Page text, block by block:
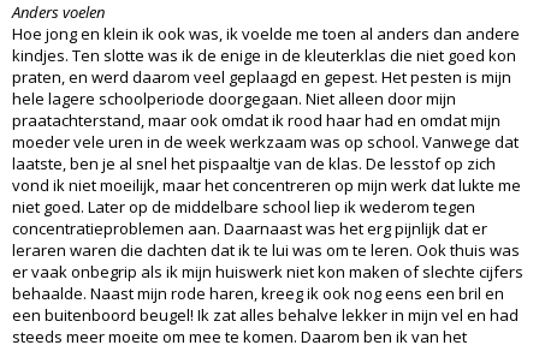
Anders voelen
Hoe jong en klein ik ook was, ik voelde me toen al anders dan andere
kindjes. Ten slotte was ik de enige in de kleuterklas die niet goed kon
praten, en werd daarom veel geplaagd en gepest. Het pesten is mijn
hele lagere schoolperiode doorgegaan. Niet alleen door mijn
praatachterstand, maar ook omdat ik rood haar had en omdat mijn
moeder vele uren in de week werkzaam was op school. Vanwege dat
laatste, ben je al snel het pispaaltje van de klas. De lesstof op zich
vond ik niet moeilijk, maar het concentreren op mijn werk dat lukte me
niet goed. Later op de middelbare school liep ik wederom tegen
concentratieproblemen aan. Daarnaast was het erg pijnlijk dat er
leraren waren die dachten dat ik te lui was om te leren. Ook thuis was
er vaak onbegrip als ik mijn huiswerk niet kon maken of slechte cijfers
behaalde. Naast mijn rode haren, kreeg ik ook nog eens een bril en
een buitenboord beugel! Ik zat alles behalve lekker in mijn vel en had
steeds meer moeite om mee te komen. Daarom ben ik van het